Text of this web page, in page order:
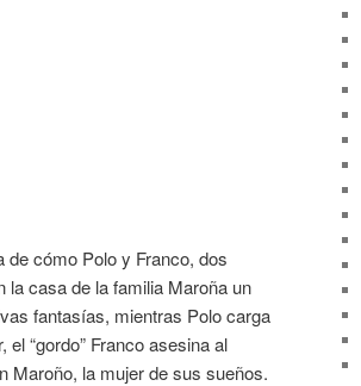
de cómo Polo y Franco, dos
la casa de la familia Maroña un
fantasías, mientras Polo carga
“gordo” Franco asesina al
Maroño, la mujer de sus sueños.